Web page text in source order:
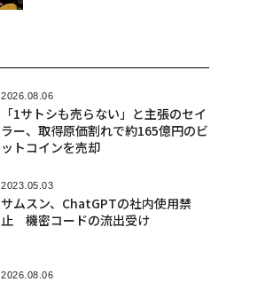
2026.08.06
「1サトシも売らない」と主張のセイ
ラー、取得原価割れで約165億円のビ
ットコインを売却
2023.05.03
サムスン、ChatGPTの社内使用禁
止 機密コードの流出受け
2026.08.06